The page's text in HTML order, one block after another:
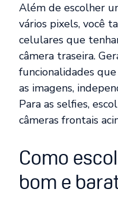
Além de escolher
vários pixels, você
celulares que
câmera traseira.
funcionalidades
as imagens,
Para as selfies,
câmeras frontais
Como
bom e